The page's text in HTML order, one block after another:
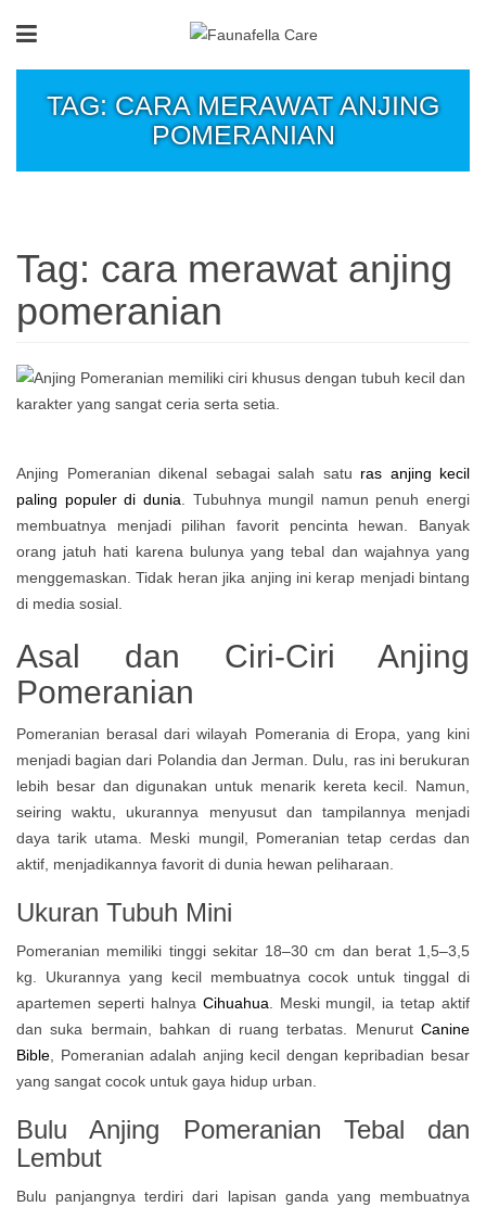
TAG: CARA MERAWAT ANJING
POMERANIAN
Tag: cara merawat anjing
pomeranian
Anjing Pomeranian dikenal sebagai salah satu ras anjing kecil
paling populer di dunia . Tubuhnya mungil namun penuh energi
membuatnya menjadi pilihan favorit pencinta hewan. Banyak
orang jatuh hati karena bulunya yang tebal dan wajahnya yang
menggemaskan. Tidak heran jika anjing ini kerap menjadi bintang
di media sosial.
Asal dan Ciri-Ciri Anjing
Pomeranian
Pomeranian berasal dari wilayah Pomerania di Eropa, yang kini
menjadi bagian dari Polandia dan Jerman. Dulu, ras ini berukuran
lebih besar dan digunakan untuk menarik kereta kecil. Namun,
seiring waktu, ukurannya menyusut dan tampilannya menjadi
daya tarik utama. Meski mungil, Pomeranian tetap cerdas dan
aktif, menjadikannya favorit di dunia hewan peliharaan.
Ukuran Tubuh Mini
Pomeranian memiliki tinggi sekitar 18–30 cm dan berat 1,5–3,5
kg. Ukurannya yang kecil membuatnya cocok untuk tinggal di
apartemen seperti halnya Cihuahua . Meski mungil, ia tetap aktif
dan suka bermain, bahkan di ruang terbatas. Menurut Canine
Bible , Pomeranian adalah anjing kecil dengan kepribadian besar
yang sangat cocok untuk gaya hidup urban.
Bulu Anjing Pomeranian Tebal dan
Lembut
Bulu panjangnya terdiri dari lapisan ganda yang membuatnya